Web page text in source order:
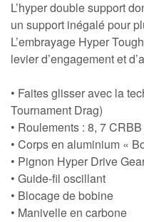
L’hyper double support
un support inégalé pour
L’embrayage Hyper
levier d’engagement et
• Faites glisser avec la
Tournament Drag)
• Roulements : 8, 7
• Corps en aluminium «
• Pignon Hyper Drive
• Guide-fil oscillant
• Blocage de bobine
• Manivelle en carbone